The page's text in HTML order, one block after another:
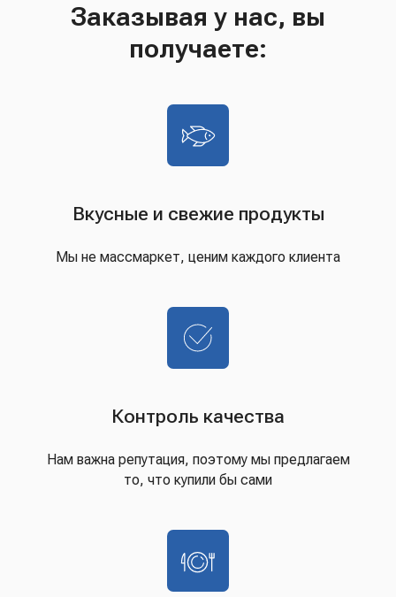
Заказывая у нас, вы
получаете:
Вкусные и свежие продукты
Мы не массмаркет, ценим каждого клиента
Контроль качества
Нам важна репутация, поэтому мы предлагаем
то, что купили бы сами